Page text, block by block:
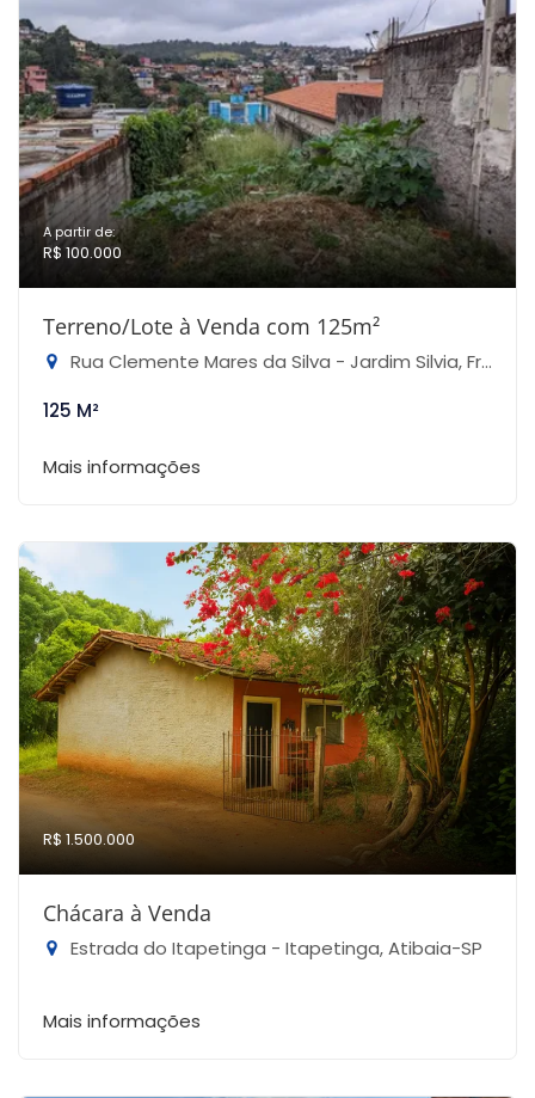
A partir de:
R$ 100.000
Terreno/Lote à Venda com 125m²
Rua Clemente Mares da Silva - Jardim Silvia, Francisco Morato-SP
125 M²
Mais informações
R$ 1.500.000
Chácara à Venda
Estrada do Itapetinga - Itapetinga, Atibaia-SP
Mais informações